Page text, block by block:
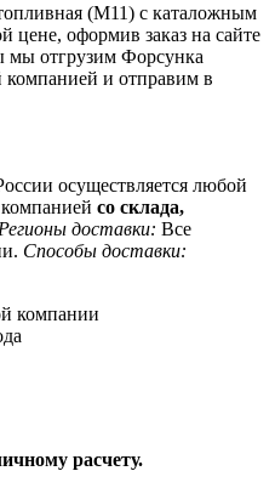
(М11) с каталожным
цене, оформив заказ на сайте
мы отгрузим Форсунка
и отправим в
осуществляется любой
со склада,
Регионы доставки: Все
Способы доставки:
компании
расчету.